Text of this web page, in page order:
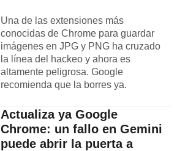
Una de las extensiones más
conocidas de Chrome para guardar
imágenes en JPG y PNG ha cruzado
la línea del hackeo y ahora es
altamente peligrosa. Google
recomienda que la borres ya.
Actualiza ya Google
Chrome: un fallo en Gemini
puede abrir la puerta a